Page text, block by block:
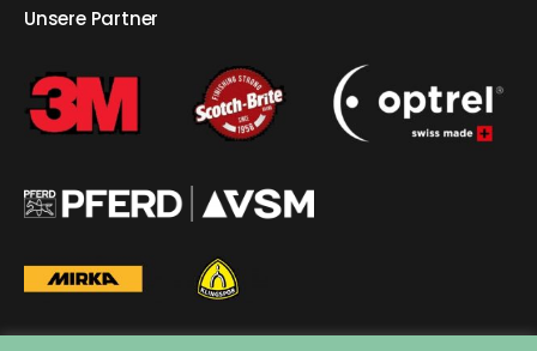
Unsere Partner